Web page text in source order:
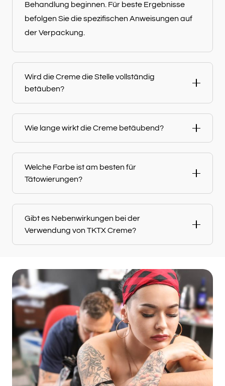
Behandlung beginnen. Für beste Ergebnisse
befolgen Sie die spezifischen Anweisungen auf
der Verpackung.
Wird die Creme die Stelle vollständig
betäuben?
Wie lange wirkt die Creme betäubend?
Welche Farbe ist am besten für
Tätowierungen?
Gibt es Nebenwirkungen bei der
Verwendung von TKTX Creme?